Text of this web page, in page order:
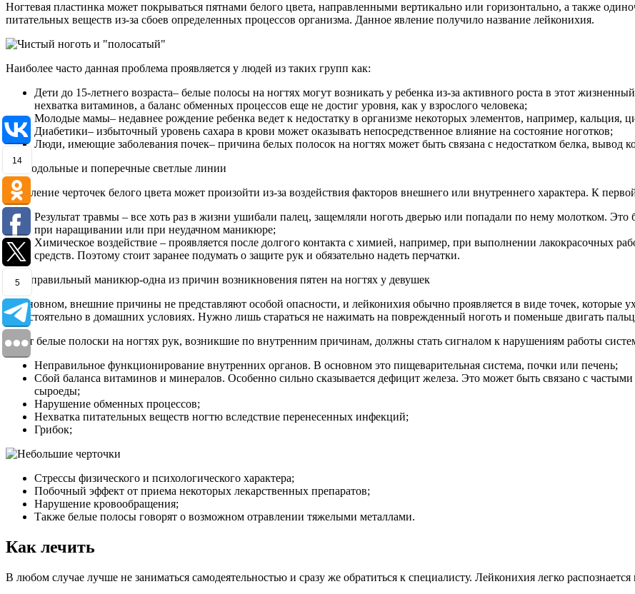
Ногтевая пластинка может покрываться пятнами белого цвета, направленными вертикально или горизонтально, а также
питательных веществ из-за сбоев определенных процессов организма. Данное явление получило название лейконихия.
Наиболее часто данная проблема проявляется у людей из таких групп как:
Дети до 15-летнего возраста– белые полосы на ногтях могут возникать у ребенка из-за активного роста в этот
нехватка витаминов, а баланс обменных процессов еще не достиг уровня, как у взрослого человека;
Молодые мамы– недавнее рождение ребенка ведет к недостатку в организме некоторых элементов, например, кальция,
Диабетики– избыточный уровень сахара в крови может оказывать непосредственное влияние на состояние ноготков;
Люди, имеющие заболевания почек– причина белых полосок на ногтях может быть связана с недостатком белка, вывод
Появление черточек белого цвета может произойти из-за воздействия факторов внешнего или внутреннего характера. К
Результат травмы – все хоть раз в жизни ушибали палец, защемляли ноготь дверью или попадали по нему молотком.
при наращивании или при неудачном маникюре;
Химическое воздействие – проявляется после долгого контакта с химией, например, при выполнении лакокрасочных
средств. Поэтому стоит заранее подумать о защите рук и обязательно надеть перчатки.
В основном, внешние причины не представляют особой опасности, и лейконихия обычно проявляется в виде точек, которые
самостоятельно в домашних условиях. Нужно лишь стараться не нажимать на поврежденный ноготь и поменьше двигать
А вот белые полоски на ногтях рук, возникшие по внутренним причинам, должны стать сигналом к нарушениям работы
Неправильное функционирование внутренних органов. В основном это пищеварительная система, почки или печень;
Сбой баланса витаминов и минералов. Особенно сильно сказывается дефицит железа. Это может быть связано с
сыроеды;
Нарушение обменных процессов;
Нехватка питательных веществ ногтю вследствие перенесенных инфекций;
Грибок;
Стрессы физического и психологического характера;
Побочный эффект от приема некоторых лекарственных препаратов;
Нарушение кровообращения;
Также белые полосы говорят о возможном отравлении тяжелыми металлами.
Как лечить
В любом случае лучше не заниматься самодеятельностью и сразу же обратиться к специалисту. Лейконихия легко
14
5